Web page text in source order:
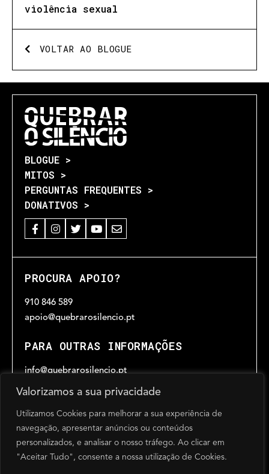
Valorizamos a sua privacidade
Utilizamos Cookies para melhorar a sua experiência de
navegação, apresentar anúncios ou conteúdos
personalizados, e analisar o nosso tráfego. Ao clicar em
"Aceitar Tudo", consente a nossa utilização de Cookies.
violência sexual
VOLTAR AO BLOGUE
BLOGUE >
MITOS >
PERGUNTAS FREQUENTES >
DONATIVOS >
PROCURA APOIO?
910 846 589
apoio@quebrarosilencio.pt
PARA OUTRAS INFORMAÇÕES
info@quebrarosilencio.pt
HORÁRIO
Das 9h30 às 17h30
de segunda a sexta-feira, excepto feriados